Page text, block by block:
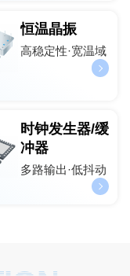
恒温晶振
高稳定性·宽温域
时钟发生器/缓
冲器
多路输出·低抖动